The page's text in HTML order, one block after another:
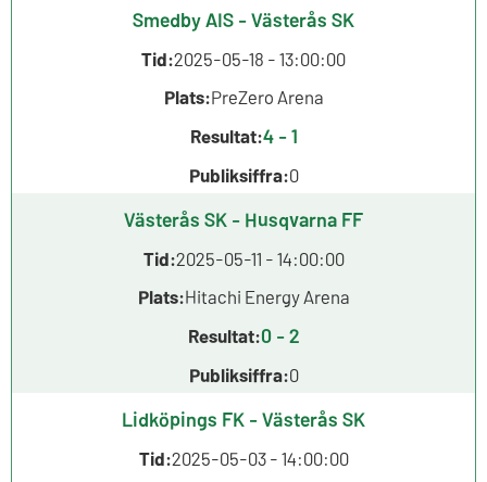
Smedby AIS - Västerås SK
Tid:2025-05-18 - 13:00:00
Plats:PreZero Arena
Resultat:4 - 1
Publiksiffra:0
Västerås SK - Husqvarna FF
Tid:2025-05-11 - 14:00:00
Plats:Hitachi Energy Arena
Resultat:0 - 2
Publiksiffra:0
Lidköpings FK - Västerås SK
Tid:2025-05-03 - 14:00:00